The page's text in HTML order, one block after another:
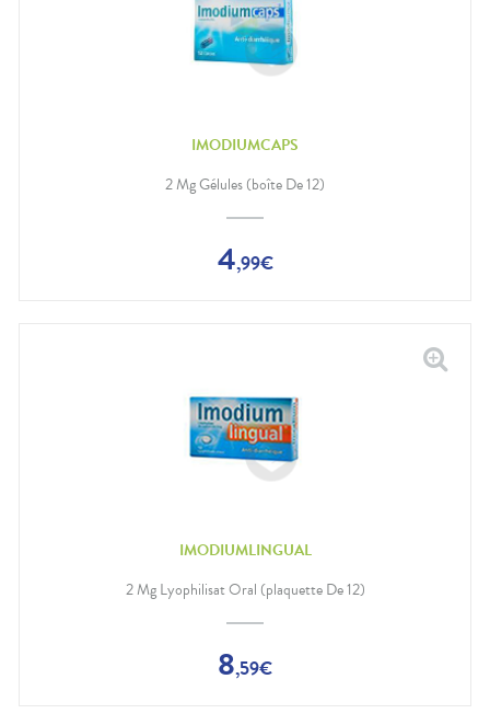
IMODIUMCAPS
2 Mg Gélules (boîte De 12)
4,99€
IMODIUMLINGUAL
2 Mg Lyophilisat Oral (plaquette De 12)
8,59€